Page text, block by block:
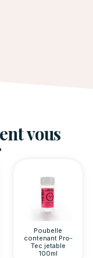
vous
Poubelle
contenant Pro-
Tec jetable
100ml